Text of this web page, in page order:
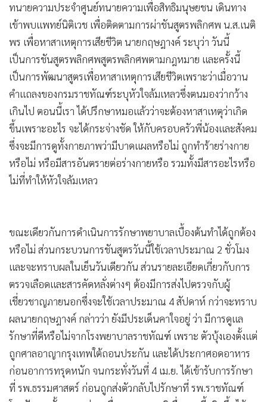
• Factcheck
• ญี่ปุ่น
• News1
• Gotomanager
ทนายความประจำศูนย์ทนายความเพื่อสิทธิมนุษยชน เดินทาง
เข้าพบแพทย์นิติเวช เพื่อติดตามการผ่าชันสูตรพลิกศพ น.ส.เนติ
พร เพื่อหาสาเหตุการเสียชีวิต นายกฤษฎางค์ ระบุว่า วันนี้
เป็นการชันสูตรพลิกศพสูตรพลิกศพตามกฎหมาย และครั้งนี้
เป็นการพัฒนาสูตรเพื่อหาสาเหตุการเสียชีวิตเพราะว่าเมื่อวาน
คำแถลงของกรมราชทัณฑ์ระบุหัวใจล้มเหลวซึ่งตนมองว่ากว้าง
เกินไป ตอนนี้เรา ได้ปรึกษาหมอแล้วว่าจะต้องหาสาเหตุว่าเกิด
ขึ้นเพราะอะไร จะได้กระจ่างชัด ให้กับครอบครัวพี่น้องและสังคม
ซึ่งจะมีการดูทั้งกายภาพว่ามีบาดแผลหรือไม่ ถูกทำร้ายร่างกาย
หรือไม่ หรือมีสารอันตรายต่อร่างกายหรือ รวมทั้งมีสารอะไรหรือ
ไม่ที่ทำให้หัวใจล้มเหลว
ขณะเดียวกันการดำเนินการรักษาพยาบาลเบื้องต้นทำได้ถูกต้อง
หรือไม่ ส่วนกระบวนการชันสูตรวันนี้ใช้เวลาประมาณ 2 ชั่วโมง
และจะทราบผลในเย็นวันเดียวกัน ส่วนรายละเอียดเกี่ยวกับการ
ตรวจเลือดและสารคัดหลั่งต่างๆ ต้องมีการส่งไปตรวจกับผู้
เชี่ยวชาญภายนอกซึ่งจะใช้เวลาประมาณ 4 สัปดาห์ กว่าจะทราบ
ผลนายกฤษฎางค์ กล่าวว่า ยังมีประเด็นคาใจอยู่ ว่า มีการดูแล
รักษาที่ดีหรือไม่จากโรงพยาบาลราชทัณฑ์ เพราะ ตัวบุ้งเองตั้งแต่
ถูกศาลอาญากรุงเทพใต้ถอนประกัน และได้ประกาศอดอาหาร
ก่อนอาการทรุดหนัก จนกระทั่งวันที่ 4 เม.ย. ได้เข้ารับการรักษา
ที่ รพ.ธรรมศาสตร์ ก่อนถูกส่งตัวกลับไปรักษาที่ รพ.ราชทัณฑ์